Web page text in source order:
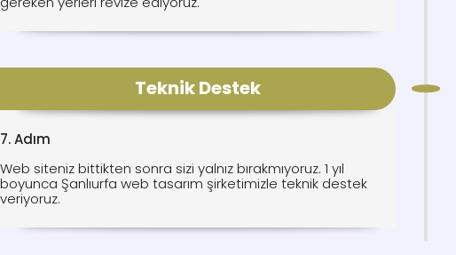
Teknik Destek
7. Adım
Web siteniz bittikten sonra sizi yalnız bırakmıyoruz. 1 yıl
boyunca Şanlıurfa web tasarım şirketimizle teknik destek
veriyoruz.